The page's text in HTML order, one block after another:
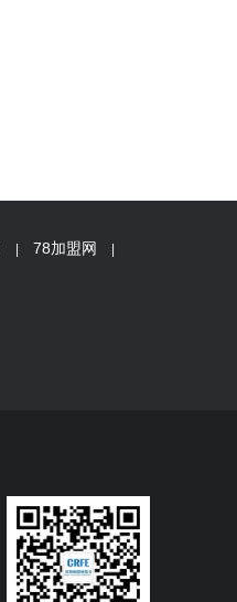
| 78加盟网 |